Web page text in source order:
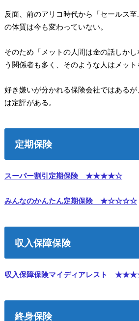
反面、前のアリコ時代から「セールス
の体質は今も変わっていない。
そのため「メットの人間は金の話しか
う関係者も多く、そのような人はメット
好き嫌いが分かれる保険会社ではある
は定評がある。
定期保険
スーパー割引定期保険 ★★★★☆
みんなのかんたん定期保険 ★☆☆☆☆
収入保障保険
収入保障保険マイディアレスト
終身保険